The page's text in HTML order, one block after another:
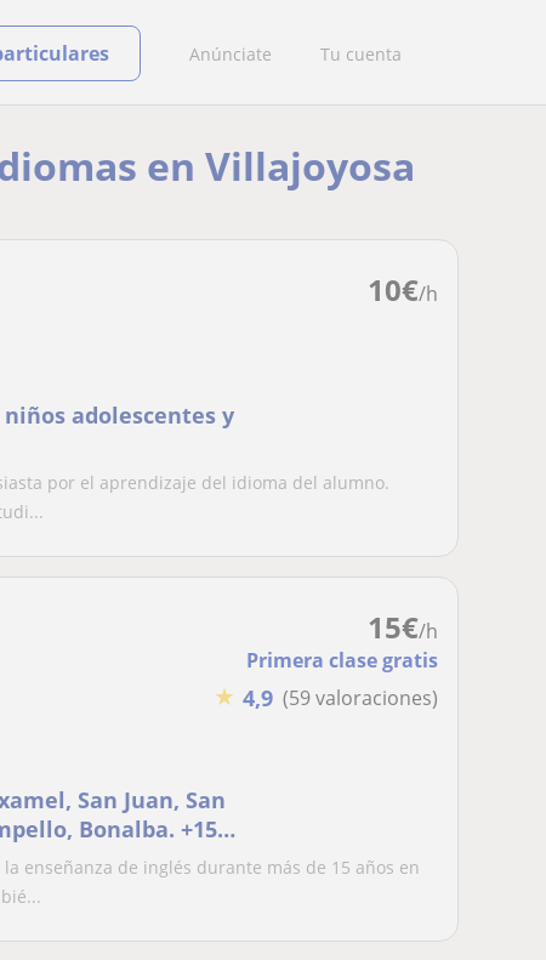
Anúnciate Tu cuenta
en Villajoyosa
10€/h
adolescentes y
por el aprendizaje del idioma del alumno.
15€/h
Primera clase gratis
★ 4,9 (59 valoraciones)
San Juan, San
Bonalba. +15
enseñanza de inglés durante más de 15 años en